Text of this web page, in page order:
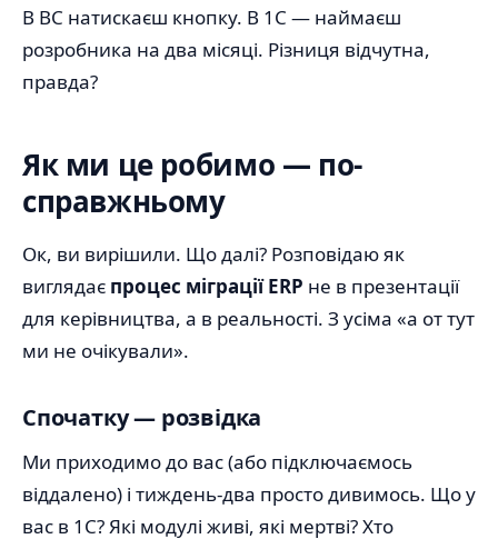
В BC натискаєш кнопку. В 1С — наймаєш
розробника на два місяці. Різниця відчутна,
правда?
Як ми це робимо — по-
справжньому
Ок, ви вирішили. Що далі? Розповідаю як
виглядає процес міграції ERP не в презентації
для керівництва, а в реальності. З усіма «а от тут
ми не очікували».
Спочатку — розвідка
Ми приходимо до вас (або підключаємось
віддалено) і тиждень-два просто дивимось. Що у
вас в 1С? Які модулі живі, які мертві? Хто